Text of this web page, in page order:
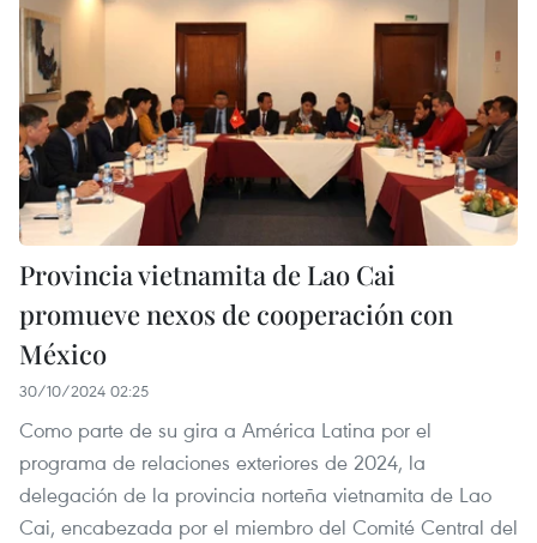
Provincia vietnamita de Lao Cai
promueve nexos de cooperación con
México
30/10/2024 02:25
Como parte de su gira a América Latina por el
programa de relaciones exteriores de 2024, la
delegación de la provincia norteña vietnamita de Lao
Cai, encabezada por el miembro del Comité Central del